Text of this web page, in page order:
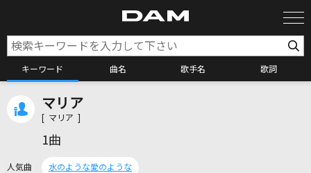
キーワード 曲名 歌手名 歌詞
マリア
[ マリア ]
1曲
人気曲 水のような愛のような